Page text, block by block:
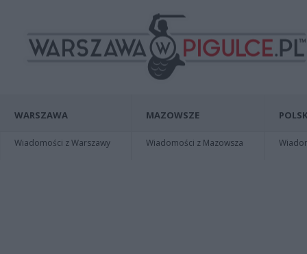
WARSZAWA
Wiadomości z Warszawy
MAZOWSZE
Wiadomości z Mazowsza